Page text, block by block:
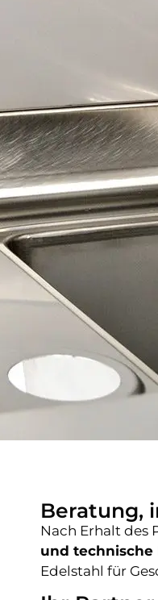
Beratung,
Nach Erhalt des
und technische
Edelstahl für